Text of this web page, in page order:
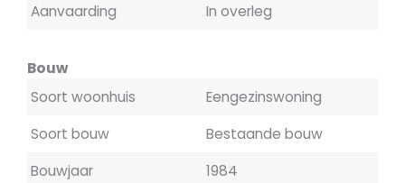
Aanvaarding
In overleg
Bouw
Soort woonhuis
Eengezinswoning
Soort bouw
Bestaande bouw
Bouwjaar
1984